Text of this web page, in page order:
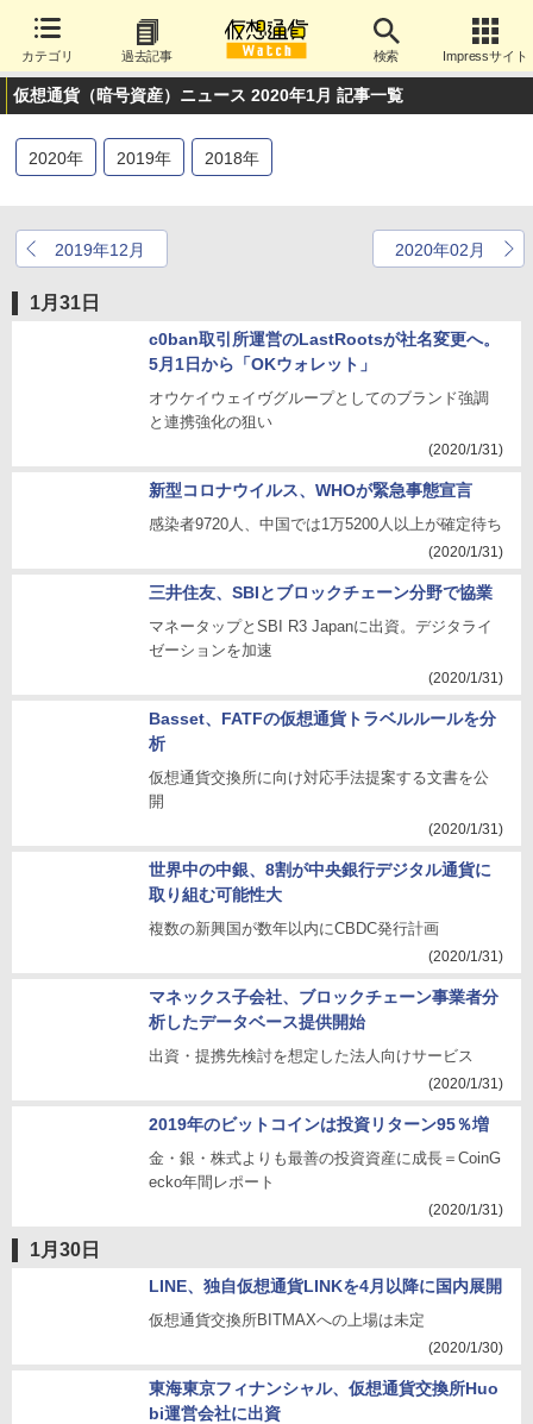
カテゴリ 過去記事 検索 Impressサイト
仮想通貨（暗号資産）ニュース 2020年1月 記事一覧
2020年 2019年 2018年
2019年12月 2020年02月
1月31日
c0ban取引所運営のLastRootsが社名変更へ。
5月1日から「OKウォレット」
オウケイウェイヴグループとしてのブランド強調
と連携強化の狙い
(2020/1/31)
新型コロナウイルス、WHOが緊急事態宣言
感染者9720人、中国では1万5200人以上が確定待ち
(2020/1/31)
三井住友、SBIとブロックチェーン分野で協業
マネータップとSBI R3 Japanに出資。デジタライ
ゼーションを加速
(2020/1/31)
Basset、FATFの仮想通貨トラベルルールを分
析
仮想通貨交換所に向け対応手法提案する文書を公
開
(2020/1/31)
世界中の中銀、8割が中央銀行デジタル通貨に
取り組む可能性大
複数の新興国が数年以内にCBDC発行計画
(2020/1/31)
マネックス子会社、ブロックチェーン事業者分
析したデータベース提供開始
出資・提携先検討を想定した法人向けサービス
(2020/1/31)
2019年のビットコインは投資リターン95％増
金・銀・株式よりも最善の投資資産に成長＝CoinG
ecko年間レポート
(2020/1/31)
1月30日
LINE、独自仮想通貨LINKを4月以降に国内展開
仮想通貨交換所BITMAXへの上場は未定
(2020/1/30)
東海東京フィナンシャル、仮想通貨交換所Huo
bi運営会社に出資